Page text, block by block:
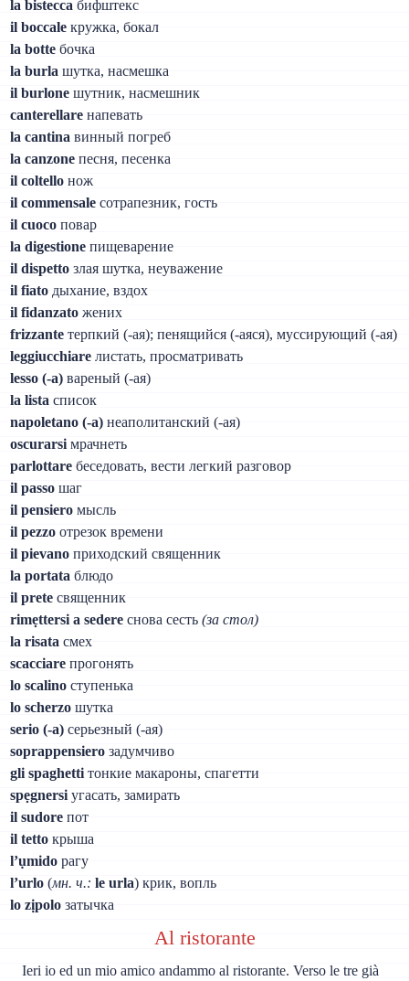
la bistecca бифштекс
il boccale кружка, бокал
la botte бочка
la burla шутка, насмешка
il burlone шутник, насмешник
canterellare напевать
la cantina винный погреб
la canzone песня, песенка
il coltello нож
il commensale сотрапезник, гость
il cuoco повар
la digestione пищеварение
il dispetto злая шутка, неуважение
il fiato дыхание, вздох
il fidanzato жених
frizzante терпкий (-ая); пенящийся (-аяся), муссирующий (-ая)
leggiucchiare листать, просматривать
lesso (-a) вареный (-ая)
la lista список
napoletano (-a) неаполитанский (-ая)
oscurarsi мрачнеть
parlottare беседовать, вести легкий разговор
il passo шаг
il pensiero мысль
il pezzo отрезок времени
il pievano приходский священник
la portata блюдо
il prete священник
rimẹttersi a sedere снова сесть(за стол)
la risata смех
scacciare прогонять
lo scalino ступенька
lo scherzo шутка
serio (-a) серьезный (-ая)
soprappensiero задумчиво
gli spaghetti тонкие макароны, спагетти
spẹgnersi угасать, замирать
il sudore пот
il tetto крыша
l’ụmido рагу
l’urlo (мн. ч.: le urla) крик, вопль
lo zịpolo затычка
Al ristorante
Ieri io ed un mio amico andammo al ristorante. Verso le tre già